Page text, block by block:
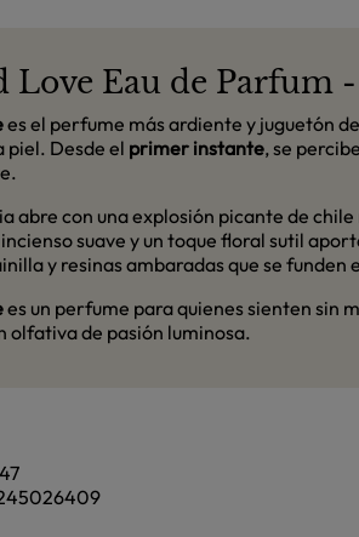
Eau de Parfum -
es el perfume más ardiente y juguetón de
piel. Desde el primer instante, se
abre con una explosión picante de
suave y un toque floral sutil
y resinas ambaradas que se
es un perfume para quienes sienten sin
olfativa de pasión luminosa.